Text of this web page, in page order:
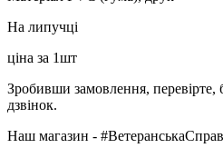
На липучці
ціна за 1шт
Зробивши замовлення,
дзвінок.
Наш магазин -